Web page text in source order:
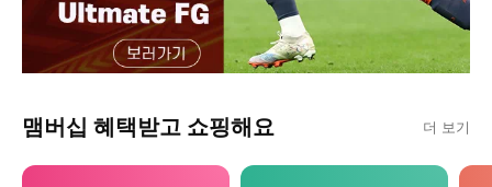
맴버십 혜택받고 쇼핑해요 더 보기